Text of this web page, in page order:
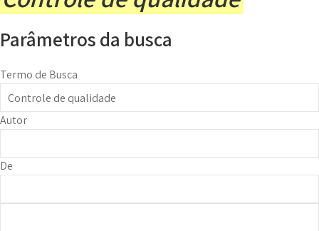
Parâmetros da busca
Termo de Busca
Autor
De